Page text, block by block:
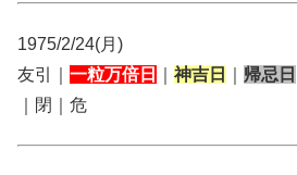
1975/2/24(月)
友引｜ 一粒万倍日 神吉日 帰忌日
｜閉｜危